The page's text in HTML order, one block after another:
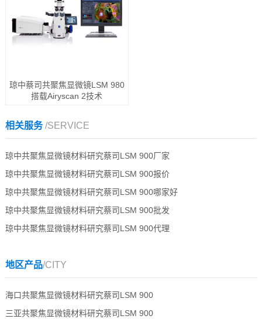
琼中蔡司共聚焦显微镜LSM 980
搭载Airyscan 2技术
相关服务/SERVICE
琼中共聚焦显微镜材料研究蔡司LSM 900厂家
琼中共聚焦显微镜材料研究蔡司LSM 900报价
琼中共聚焦显微镜材料研究蔡司LSM 900哪家好
琼中共聚焦显微镜材料研究蔡司LSM 900批发
琼中共聚焦显微镜材料研究蔡司LSM 900代理
地区产品/CITY
海口共聚焦显微镜材料研究蔡司LSM 900
三亚共聚焦显微镜材料研究蔡司LSM 900